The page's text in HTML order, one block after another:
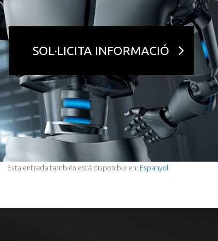
SOL·LICITA INFORMACIÓ
Esta entrada también está disponible en: Espanyol